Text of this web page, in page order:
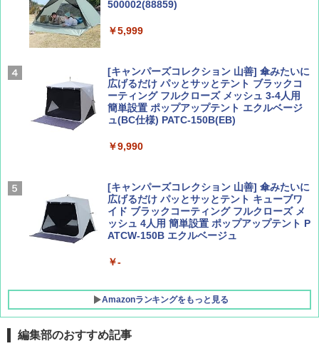
AIRLINE（エアライン）2026年9月号【特
集】ボーイング110周年を祝して！
￥1,760
ァキア 2026～2027 地球の歩き方A ヨーロッ
￥2,277
新しい日本地理 地図・統計・移動から読み
解く (講談社現代新書)
￥1,540
500002(88859)
￥5,999
[キャンパーズコレクション 山善] 傘みたいに
広げるだけ パッとサッとテント ブラックコ
ーティング フルクローズ メッシュ 3-4人用
簡単設置 ポップアップテント エクルベージ
ュ(BC仕様) PATC-150B(EB)
￥9,990
[キャンパーズコレクション 山善] 傘みたいに
広げるだけ パッとサッとテント キューブワ
イド ブラックコーティング フルクローズ メ
ッシュ 4人用 簡単設置 ポップアップテント P
ATCW-150B エクルベージュ
￥-
Amazonランキングをもっと見る
編集部のおすすめ記事